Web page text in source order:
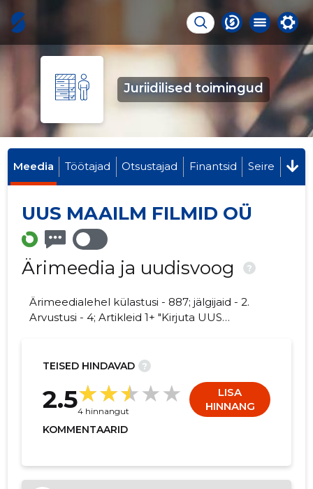
Juriidilised toimingud
Meedia Töötajad Otsustajad Finantsid Seire
UUS MAAILM FILMID OÜ
Ärimeedia ja uudisvoog ?
Ärimeedialehel külastusi - 887; jälgijaid - 2.
Arvustusi - 4; Artikleid 1+ "Kirjuta UUS
TEISED HINDAVAD ?
2.54 hinnangut
LISA
HINNANG
KOMMENTAARID